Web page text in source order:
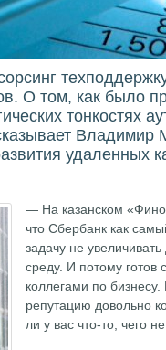
О том, как было
тонкостях
Владимир
удаленных
— На казанском
что Сбербанк как
задачу не
среду. И потому готов
коллегами по
репутацию довольно
ли у вас что-то, чего